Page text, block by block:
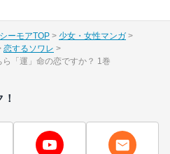
ーモアTOP
少女・女性マンガ
恋するソワレ
ら「運」命の恋ですか？ 1巻